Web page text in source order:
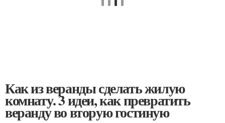
Как из веранды сделать жилую
комнату. 3 идеи, как превратить
веранду во вторую гостиную